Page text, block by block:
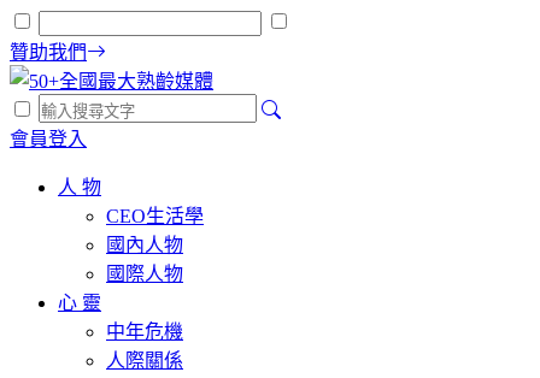
贊助我們
會員登入
人 物
CEO生活學
國內人物
國際人物
心 靈
中年危機
人際關係